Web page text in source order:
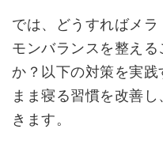
では、どうすればメ
モンバランスを整え
か？以下の対策を実
まま寝る習慣を改善
きます。